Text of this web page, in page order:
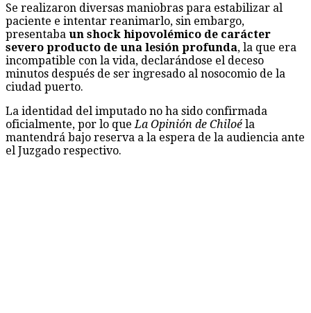
Se realizaron diversas maniobras para estabilizar al
paciente e intentar reanimarlo, sin embargo,
presentaba un shock hipovolémico de carácter
severo producto de una lesión profunda, la que era
incompatible con la vida, declarándose el deceso
minutos después de ser ingresado al nosocomio de la
ciudad puerto.
La identidad del imputado no ha sido confirmada
oficialmente, por lo que La Opinión de Chiloé la
mantendrá bajo reserva a la espera de la audiencia ante
el Juzgado respectivo.